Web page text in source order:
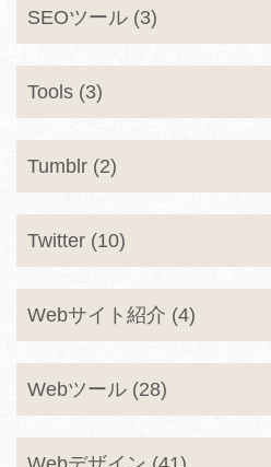
SEOツール (3)
Tools (3)
Tumblr (2)
Twitter (10)
Webサイト紹介 (4)
Webツール (28)